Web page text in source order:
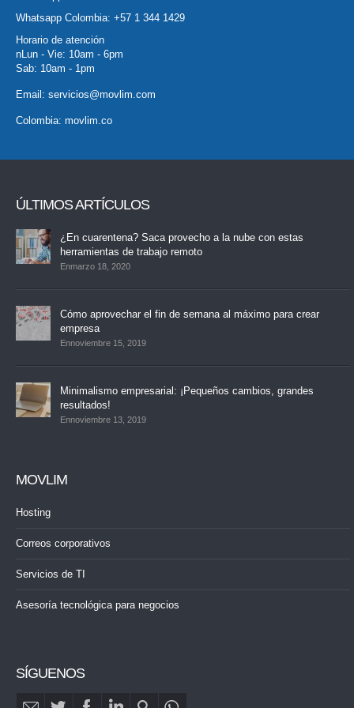
Whatsapp Colombia: +57 1 344 1429
Horario de atención
nLun - Vie: 10am - 6pm
Sab: 10am - 1pm
Email: servicios@movlim.com
Colombia: movlim.co
ÚLTIMOS ARTÍCULOS
¿En cuarentena? Saca provecho a la nube con estas
herramientas de trabajo remoto
Enmarzo 18, 2020
Cómo aprovechar el fin de semana al máximo para crear
empresa
Ennoviembre 15, 2019
Minimalismo empresarial: ¡Pequeños cambios, grandes
resultados!
Ennoviembre 13, 2019
MOVLIM
Hosting
Correos corporativos
Servicios de TI
Asesoría tecnológica para negocios
SÍGUENOS